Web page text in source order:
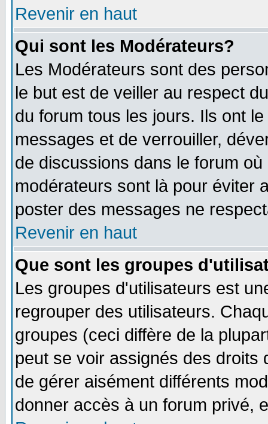
Revenir en haut
Qui sont les Modérateurs?
Les Modérateurs sont des
le but est de veiller au respect
du forum tous les jours. Ils ont
messages et de verrouiller,
de discussions dans le forum
modérateurs sont là pour éviter
poster des messages ne
Revenir en haut
Que sont les groupes
Les groupes d'utilisateurs est
regrouper des utilisateurs.
groupes (ceci diffère de la
peut se voir assignés des
de gérer aisément différents
donner accès à un forum privé,